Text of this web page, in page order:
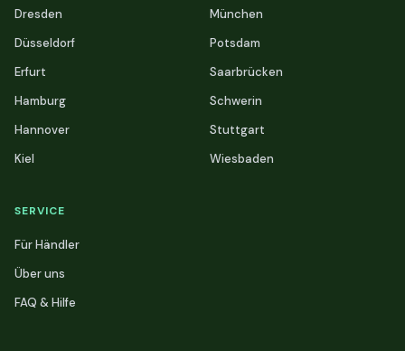
Dresden
Düsseldorf
Erfurt
Hamburg
Hannover
Kiel
München
Potsdam
Saarbrücken
Schwerin
Stuttgart
Wiesbaden
SERVICE
Für Händler
Über uns
FAQ & Hilfe